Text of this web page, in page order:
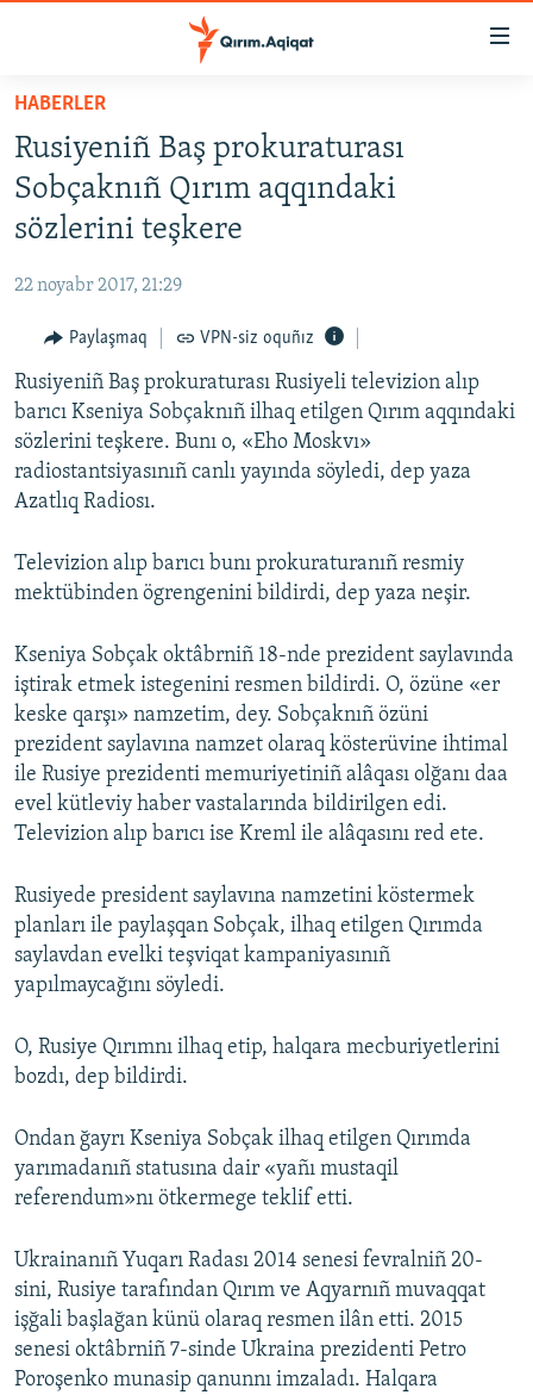
Esas
qaytmaq
Baş
navigatsiyağa
qaytmaq
Qıdıruvğa
qaytmaq
SİYASET
İQTİSADİYAT
MEDENİYET
İNSAN AQLARI
VİDEO
SÜRET
BLOGLAR
FİKİR
Русский
QOŞULIÑIZ!
RFE/RS bütün saytları
HABERLER
Rusiyeniñ Baş prokuraturası
Sobçaknıñ Qırım aqqındaki
sözlerini teşkere
22 noyabr 2017, 21:29
Paylaşmaq VPN-siz oquñız
Rusiyeniñ Baş prokuraturası Rusiyeli televizion alıp
barıcı Kseniya Sobçaknıñ ilhaq etilgen Qırım aqqındaki
sözlerini teşkere. Bunı o, «Eho Moskvı»
radiostantsiyasınıñ canlı yayında söyledi, dep yaza
Azatlıq Radiosı.
Televizion alıp barıcı bunı prokuraturanıñ resmiy
mektübinden ögrengenini bildirdi, dep yaza neşir.
Kseniya Sobçak oktâbrniñ 18-nde prezident saylavında
iştirak etmek istegenini resmen bildirdi. O, özüne «er
keske qarşı» namzetim, dey. Sobçaknıñ özüni
prezident saylavına namzet olaraq kösterüvine ihtimal
ile Rusiye prezidenti memuriyetiniñ alâqası olğanı daa
evel kütleviy haber vastalarında bildirilgen edi.
Televizion alıp barıcı ise Kreml ile alâqasını red ete.
Rusiyede president saylavına namzetini köstermek
planları ile paylaşqan Sobçak, ilhaq etilgen Qırımda
saylavdan evelki teşviqat kampaniyasınıñ
yapılmaycağını söyledi.
O, Rusiye Qırımnı ilhaq etip, halqara mecburiyetlerini
bozdı, dep bildirdi.
Ondan ğayrı Kseniya Sobçak ilhaq etilgen Qırımda
yarımadanıñ statusına dair «yañı mustaqil
referendum»nı ötkermege teklif etti.
Ukrainanıñ Yuqarı Radası 2014 senesi fevralniñ 20-
sini, Rusiye tarafından Qırım ve Aqyarnıñ muvaqqat
işğali başlağan künü olaraq resmen ilân etti. 2015
senesi oktâbrniñ 7-sinde Ukraina prezidenti Petro
Poroşenko munasip qanunnı imzaladı. Halqara